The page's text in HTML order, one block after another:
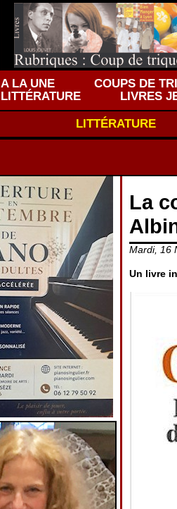
A LA UNE COUPS DE
LITTÉRATURE
LIVRES
LITTÉRATURE
La
Mardi, 16
Un livre